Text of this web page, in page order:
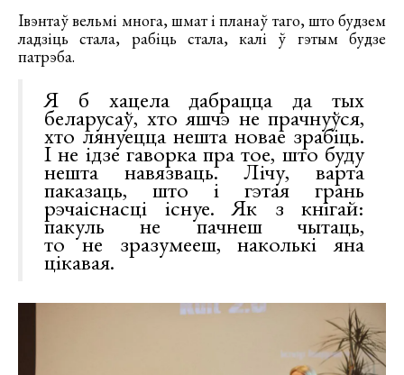
Івэнтаў вельмі многа, шмат і планаў таго, што будзем
ладзіць стала, рабіць стала, калі ў гэтым будзе
патрэба.
Я б хацела дабрацца да тых
беларусаў, хто яшчэ не прачнуўся,
хто лянуецца нешта новае зрабіць.
І не ідзе гаворка пра тое, што буду
нешта навязваць. Лічу, варта
паказаць, што і гэтая грань
рэчаіснасці існуе. Як з кнігай:
пакуль не пачнеш чытаць,
то не зразумееш, наколькі яна
цікавая.